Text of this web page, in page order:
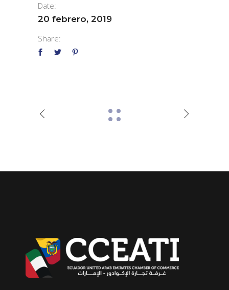
Date:
20 febrero, 2019
Share: